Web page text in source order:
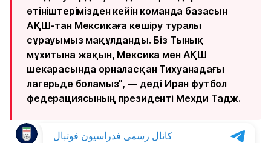
өтініштерімізден кейін команда базасын
АҚШ-тан Мексикаға көшіру туралы
сұрауымыз мақұлданды. Біз Тынық
мұхитына жақын, Мексика мен АҚШ
шекарасында орналасқан Тихуанадағы
лагерьде боламыз", — деді Иран футбол
федерациясының президенті Мехди Тадж.